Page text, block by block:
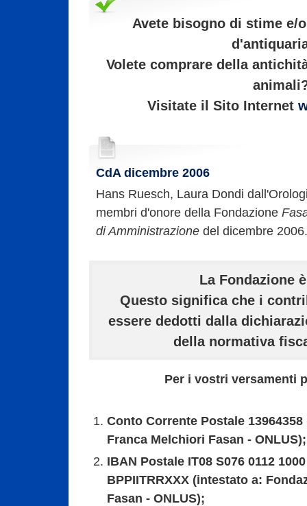
Avete bisogno di stime e/
Volete comprare della
Visitate il Sito Internet
CdA dicembre 2006
Hans Ruesch, Laura Dondi
membri d'onore della Fondazione
di Amministrazione del dicembre 2006.
La Fondazione
Questo significa che i
essere dedotti dalla
della normativa
Per i vostri versamenti
Conto Corrente Postale
Franca Melchiori Fasan - ONLUS);
IBAN Postale IT08 S076 0112
BPPIITRRXXX (intestato a:
Fasan - ONLUS);